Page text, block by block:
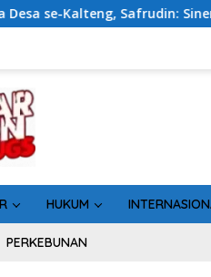
Safrudin: Sinergi
HUKUM
PERKEBUNAN